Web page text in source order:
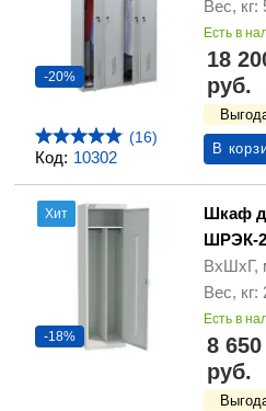
Код: 10302
-20%
(16)
Вес, кг:
Есть в
18
руб.
В
Хит
-18%
Шкаф
ШРЭК-
ВхШхГ,
Вес, кг:
Есть в
8 650
руб.